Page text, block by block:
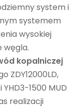
system i
systemem
wysokiej
węgla.
kopalniczej
ZDY12000LD,
1500 MUD
realizacji